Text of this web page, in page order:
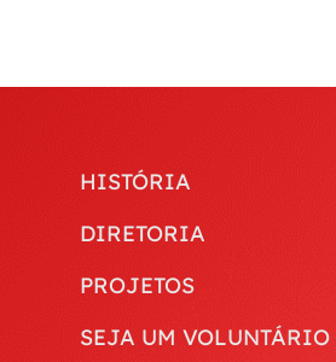
HISTÓRIA
DIRETORIA
PROJETOS
SEJA UM VOLUNTÁRIO